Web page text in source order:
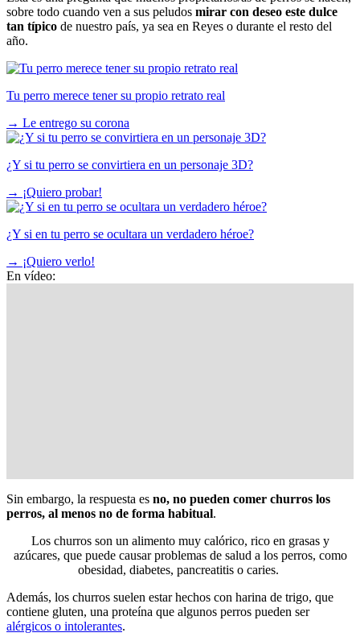
sobre todo cuando ven a sus peludos mirar con deseo este dulce
tan típico de nuestro país, ya sea en Reyes o durante el resto del
año.
Tu perro merece tener su propio retrato real
→ Le entrego su corona
¿Y si tu perro se convirtiera en un personaje 3D?
→ ¡Quiero probar!
¿Y si en tu perro se ocultara un verdadero héroe?
→ ¡Quiero verlo!
En vídeo:
Sin embargo, la respuesta es no, no pueden comer churros los
perros, al menos no de forma habitual.
Los churros son un alimento muy calórico, rico en grasas y
azúcares, que puede causar problemas de salud a los perros, como
obesidad, diabetes, pancreatitis o caries.
Además, los churros suelen estar hechos con harina de trigo, que
contiene gluten, una proteína que algunos perros pueden ser
alérgicos o intolerantes.